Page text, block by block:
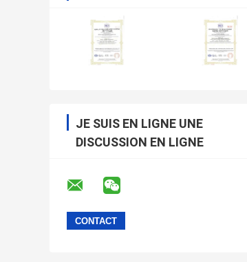
JE SUIS EN LIGNE UNE
DISCUSSION EN LIGNE